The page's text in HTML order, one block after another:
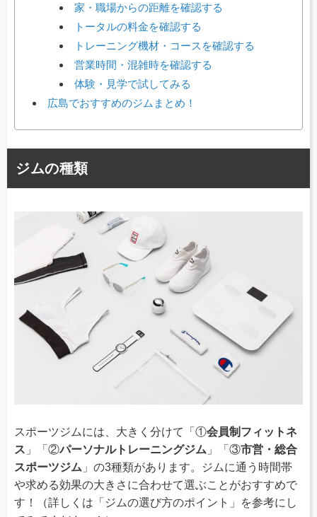
家・職場からの距離を確認する
トータルの料金を確認する
トレーニング機材・コースを確認する
営業時間・混雑時を確認する
体験・見学で試してみる
広島でおすすめのジムまとめ！
ジムの種類
スポーツジムには、大きく分けて「①会員制フィットネ
ス 」「②パーソナルトレーニングジム 」「③市営・総合
スポーツジム 」の3種類があります。ジムに通う時間帯
や求める効果の大きさに合わせて選ぶことがおすすめで
す！（詳しくは「ジムの選び方のポイント」を参考にし